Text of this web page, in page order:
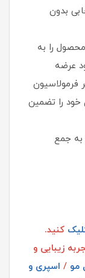
بدون
را به
عرضه
فرمولاسیون
خود را تضمین
به جمع
کنید.
زیبایی و
مو / اسپری و